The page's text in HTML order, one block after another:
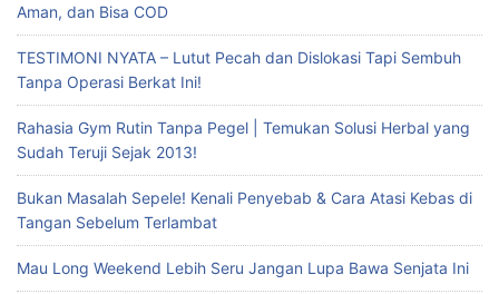
Aman, dan Bisa COD
TESTIMONI NYATA – Lutut Pecah dan Dislokasi Tapi Sembuh
Tanpa Operasi Berkat Ini!
Rahasia Gym Rutin Tanpa Pegel | Temukan Solusi Herbal yang
Sudah Teruji Sejak 2013!
Bukan Masalah Sepele! Kenali Penyebab & Cara Atasi Kebas di
Tangan Sebelum Terlambat
Mau Long Weekend Lebih Seru Jangan Lupa Bawa Senjata Ini